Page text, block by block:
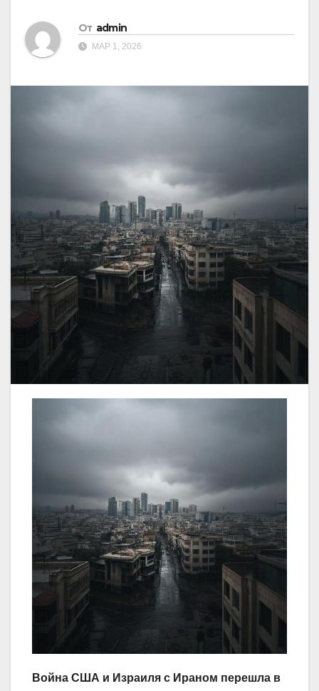
От admin
МАР 1, 2026
Война США и Израиля с Ираном перешла в